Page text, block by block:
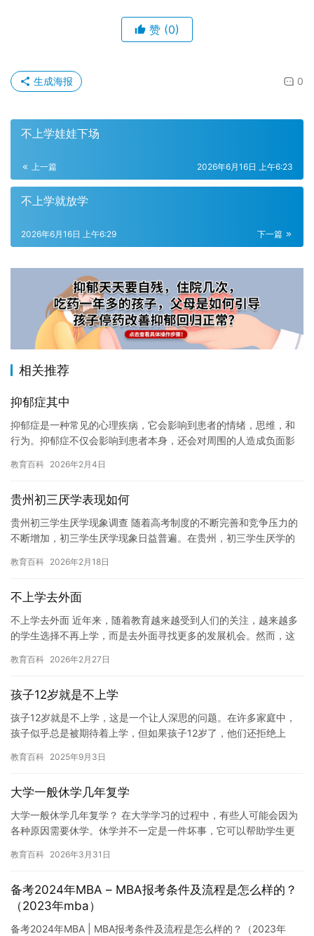
赞 (0)
0
生成海报
不上学娃娃下场
上一篇 2026年6月16日 上午6:23
不上学就放学
下一篇
2026年6月16日 上午6:29
相关推荐
抑郁症其中
抑郁症是一种常见的心理疾病，它会影响到患者的情绪，思维，和
行为。抑郁症不仅会影响到患者本身，还会对周围的人造成负面影
者克服…
教育百科 2026年2月4日
贵州初三厌学表现如何
贵州初三学生厌学现象调查 随着高考制度的不断完善和竞争压力的
不断增加，初三学生厌学现象日益普遍。在贵州，初三学生厌学的
原…
教育百科 2026年2月18日
不上学去外面
不上学去外面 近年来，随着教育越来越受到人们的关注，越来越多
的学生选择不再上学，而是去外面寻找更多的发展机会。然而，这
上…
教育百科 2026年2月27日
孩子12岁就是不上学
孩子12岁就是不上学，这是一个让人深思的问题。在许多家庭中，
孩子似乎总是被期待着上学，但如果孩子12岁了，他们还拒绝上
个问…
教育百科 2025年9月3日
大学一般休学几年复学
大学一般休学几年复学？ 在大学学习的过程中，有些人可能会因为
各种原因需要休学。休学并不一定是一件坏事，它可以帮助学生更
休学…
教育百科 2026年3月31日
备考2024年MBA – MBA报考条件及流程是怎么样的？
（2023年mba）
备考2024年MBA | MBA报考条件及流程是怎么样的？（2023年